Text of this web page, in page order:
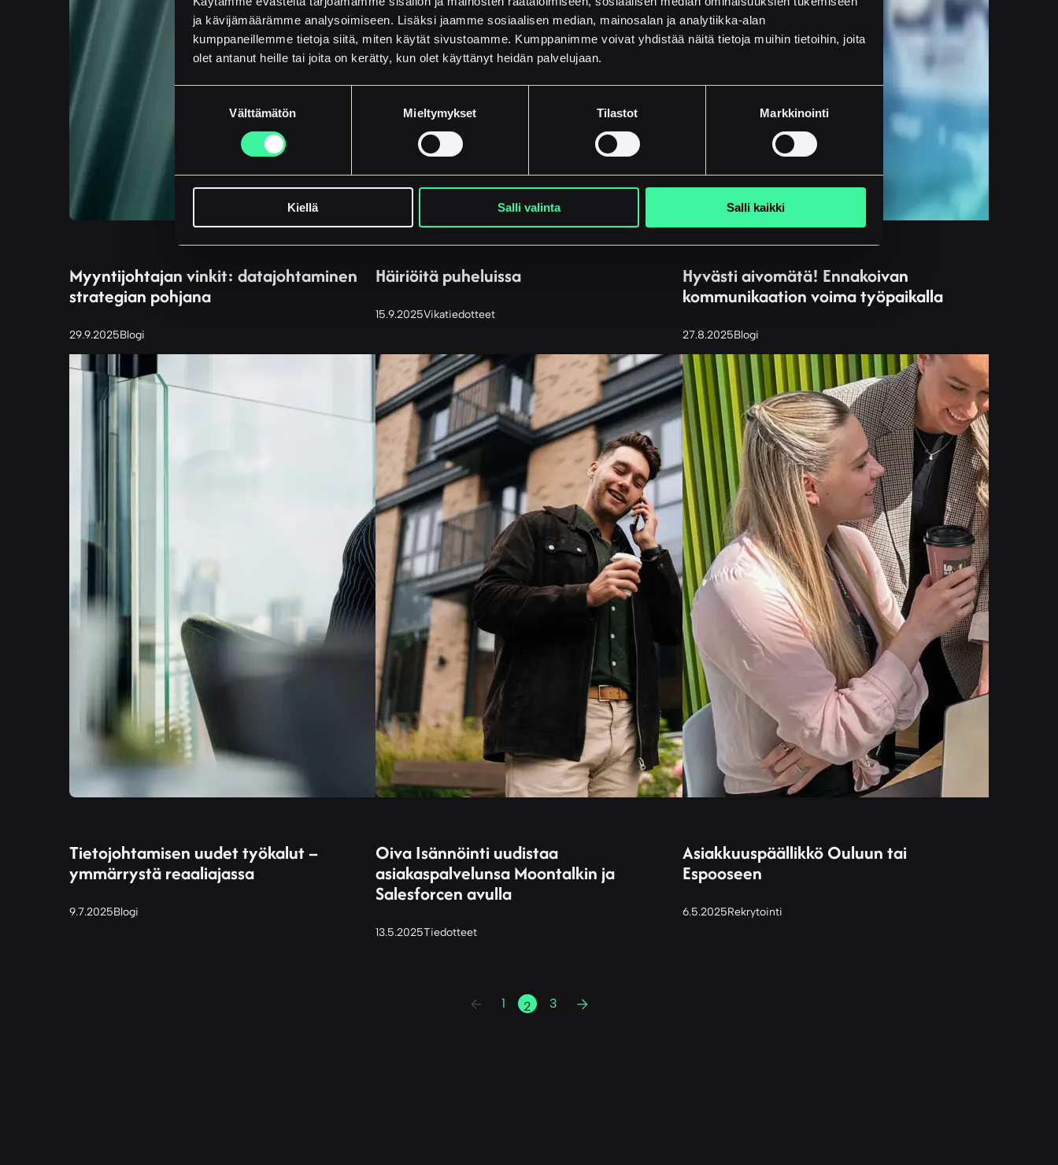
ja kävijämäärämme analysoimiseen. Lisäksi jaamme sosiaalisen median, mainosalan ja analytiikka-alan
kumppaneillemme tietoja siitä, miten käytät sivustoamme. Kumppanimme voivat yhdistää näitä tietoja muihin tietoihin, joita
olet antanut heille tai joita on kerätty, kun olet käyttänyt heidän palvelujaan.
Välttämätön Mieltymykset Tilastot Markkinointi
Kiellä Salli valinta Salli kaikki
Myyntijohtajan vinkit: datajohtaminen
strategian pohjana
29.9.2025Blogi
Häiriöitä puheluissa
15.9.2025Vikatiedotteet
Hyvästi aivomätä! Ennakoivan
kommunikaation voima työpaikalla
27.8.2025Blogi
Tietojohtamisen uudet työkalut –
ymmärrystä reaaliajassa
9.7.2025Blogi
Oiva Isännöinti uudistaa
asiakaspalvelunsa Moontalkin ja
Salesforcen avulla
13.5.2025Tiedotteet
Asiakkuuspäällikkö Ouluun tai
Espooseen
6.5.2025Rekrytointi
Edellinen
1 2 3
Seuraava